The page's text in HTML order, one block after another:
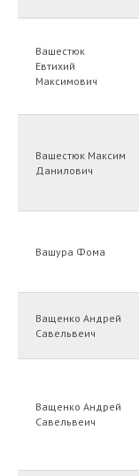
Вашестюк
Евтихий
Максимович
Вашестюк Максим
Данилович
Вашура Фома
Ващенко Андрей
Савельвеич
Ващенко Андрей
Савельвеич